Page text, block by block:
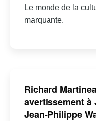
Le monde de la
marquante.
Richard
avertissement à
Jean-Philippe